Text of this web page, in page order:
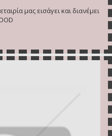
μας εισάγει και διανέμει